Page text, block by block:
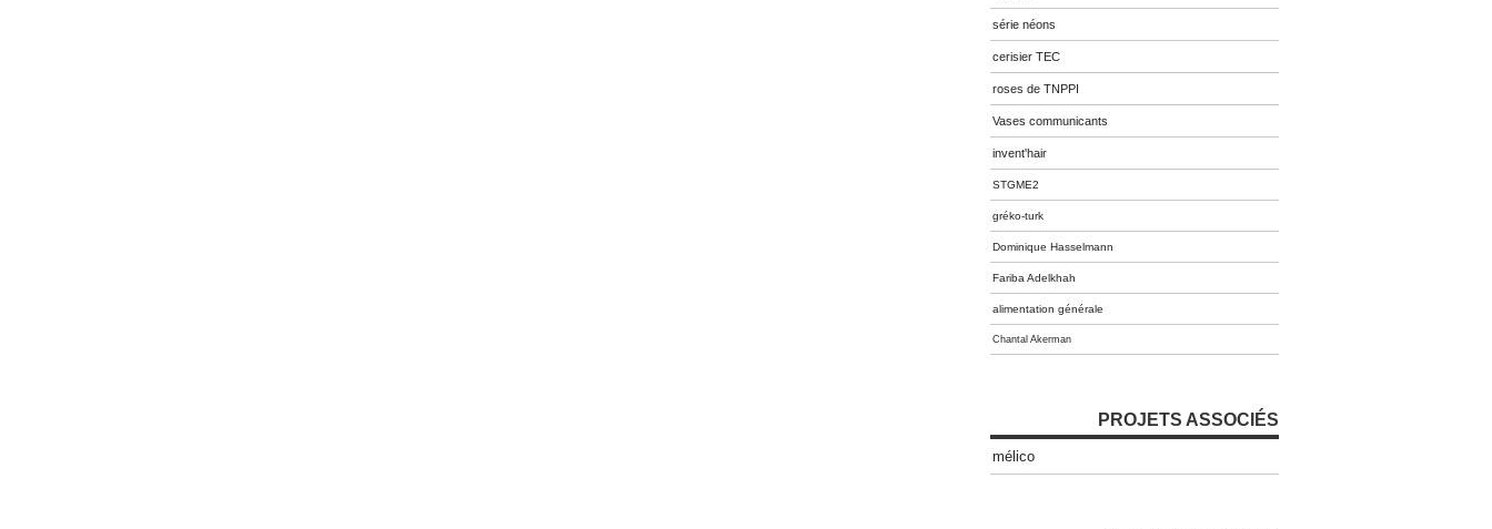
série néons
cerisier TEC
roses de TNPPI
Vases communicants
invent'hair
STGME2
gréko-turk
Dominique Hasselmann
Fariba Adelkhah
alimentation générale
Chantal Akerman
PROJETS ASSOCIÉS
mélico